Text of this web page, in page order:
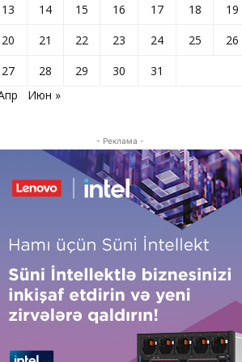
13 14 15 16 17 18
19
20
21 22 23 24 25
26
27
28 29 30
31
Июн »
- Реклама -